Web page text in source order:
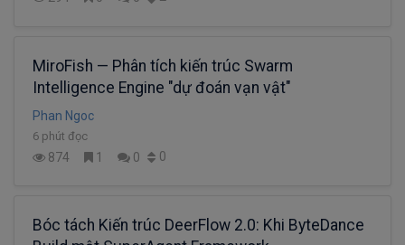
MiroFish — Phân tích kiến trúc Swarm
Intelligence Engine "dự đoán vạn vật"
Phan Ngoc
6 phút đọc
874 1 0 0
Bóc tách Kiến trúc DeerFlow 2.0: Khi ByteDance